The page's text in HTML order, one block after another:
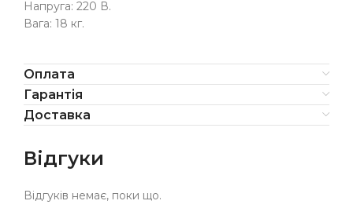
Напруга: 220 В.
Вага: 18 кг.
Оплата
Гарантія
Доставка
Відгуки
Відгуків немає, поки що.